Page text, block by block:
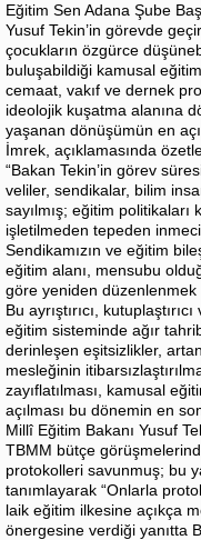
Eğitim Sen Adana Şube
Yusuf Tekin’in görevde
çocukların özgürce
buluşabildiği kamusal
cemaat, vakıf ve dernek
ideolojik kuşatma alanına
yaşanan dönüşümün en
İmrek, açıklamasında
“Bakan Tekin’in görev
veliler, sendikalar, bilim
sayılmış; eğitim politikaları
işletilmeden tepeden
Sendikamızın ve eğitim
eğitim alanı, mensubu
göre yeniden düzenlenmek
Bu ayrıştırıcı,
eğitim sisteminde ağır
derinleşen eşitsizlikler,
mesleğinin
zayıflatılması, kamusal
açılması bu dönemin en
Millî Eğitim Bakanı Yusuf
TBMM bütçe
protokolleri savunmuş; bu
tanımlayarak “Onlarla
laik eğitim ilkesine açıkça
önergesine verdiği yanıtta